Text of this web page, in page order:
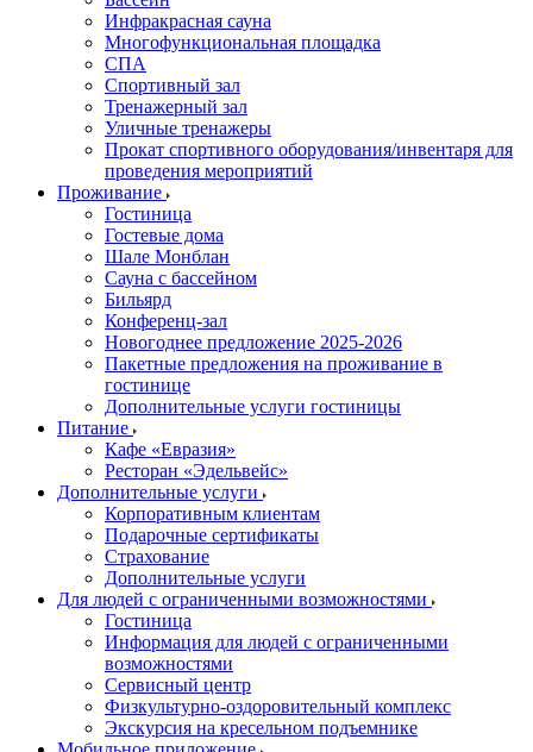
Инфракрасная сауна
Многофункциональная площадка
СПА
Спортивный зал
Тренажерный зал
Уличные тренажеры
Прокат спортивного оборудования/инвентаря для
проведения мероприятий
Проживание
Гостиница
Гостевые дома
Шале Монблан
Сауна с бассейном
Бильярд
Конференц-зал
Новогоднее предложение 2025-2026
Пакетные предложения на проживание в
гостинице
Дополнительные услуги гостиницы
Питание
Кафе «Евразия»
Ресторан «Эдельвейс»
Дополнительные услуги
Корпоративным клиентам
Подарочные сертификаты
Страхование
Дополнительные услуги
Для людей с ограниченными возможностями
Гостиница
Информация для людей с ограниченными
возможностями
Сервисный центр
Физкультурно-оздоровительный комплекс
Экскурсия на кресельном подъемнике